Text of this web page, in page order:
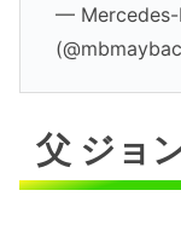
— Mercedes-
父 ジョ